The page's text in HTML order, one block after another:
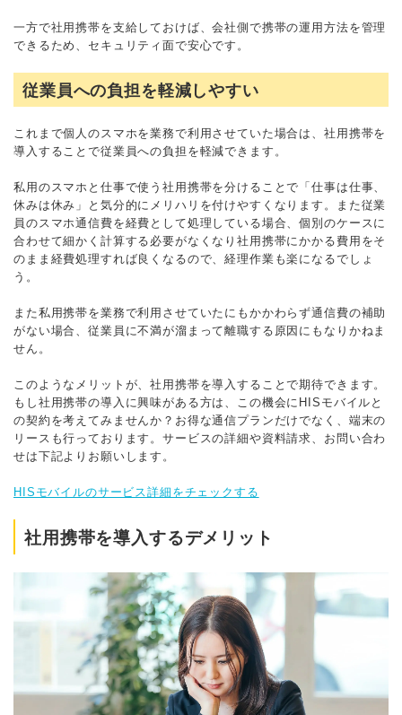
一方で社用携帯を支給しておけば、会社側で携帯の運用方法を管理
できるため、セキュリティ面で安心です。
従業員への負担を軽減しやすい
これまで個人のスマホを業務で利用させていた場合は、社用携帯を
導入することで従業員への負担を軽減できます。
私用のスマホと仕事で使う社用携帯を分けることで「仕事は仕事、
休みは休み」と気分的にメリハリを付けやすくなります。また従業
員のスマホ通信費を経費として処理している場合、個別のケースに
合わせて細かく計算する必要がなくなり社用携帯にかかる費用をそ
のまま経費処理すれば良くなるので、経理作業も楽になるでしょ
う。
また私用携帯を業務で利用させていたにもかかわらず通信費の補助
がない場合、従業員に不満が溜まって離職する原因にもなりかねま
せん。
このようなメリットが、社用携帯を導入することで期待できます。
もし社用携帯の導入に興味がある方は、この機会にHISモバイルと
の契約を考えてみませんか？お得な通信プランだけでなく、端末の
リースも行っております。サービスの詳細や資料請求、お問い合わ
せは下記よりお願いします。
HISモバイルのサービス詳細をチェックする
社用携帯を導入するデメリット